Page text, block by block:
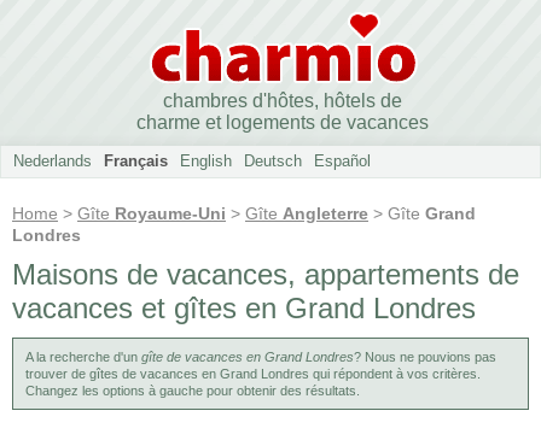
chambres d'hôtes, hôtels de
charme et logements de vacances
Nederlands Français English Deutsch Español
Home > Gîte Royaume-Uni > Gîte Angleterre > Gîte Grand
Londres
Maisons de vacances, appartements de
vacances et gîtes en Grand Londres
A la recherche d'un gîte de vacances en Grand Londres? Nous ne pouvions pas
trouver de gîtes de vacances en Grand Londres qui répondent à vos critères.
Changez les options à gauche pour obtenir des résultats.